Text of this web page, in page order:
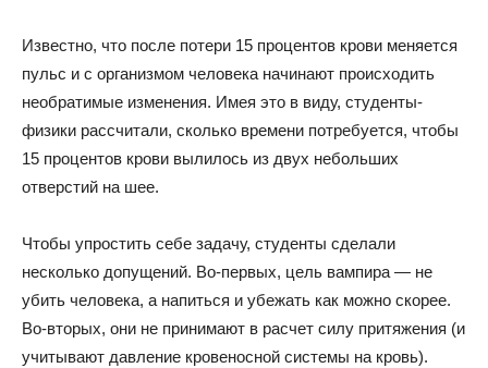
Известно, что после потери 15 процентов крови меняется
пульс и с организмом человека начинают происходить
необратимые изменения. Имея это в виду, студенты-
физики рассчитали, сколько времени потребуется, чтобы
15 процентов крови вылилось из двух небольших
отверстий на шее.
Чтобы упростить себе задачу, студенты сделали
несколько допущений. Во-первых, цель вампира — не
убить человека, а напиться и убежать как можно скорее.
Во-вторых, они не принимают в расчет силу притяжения (и
учитывают давление кровеносной системы на кровь).